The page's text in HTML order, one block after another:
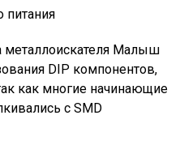
питания
металлоискателя Малыш
DIP компонентов,
как многие начинающие
с SMD